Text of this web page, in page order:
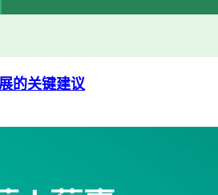
的关键建议